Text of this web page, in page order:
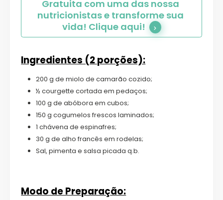
Gratuita com uma das nossa
nutricionistas e transforme sua
vida! Clique aqui!
Ingredientes (2 porções):
200 g de miolo de camarão cozido;
½ courgette cortada em pedaços;
100 g de abóbora em cubos;
150 g cogumelos frescos laminados;
1 chávena de espinafres;
30 g de alho francês em rodelas;
Sal, pimenta e salsa picada q.b.
Modo de Preparação: